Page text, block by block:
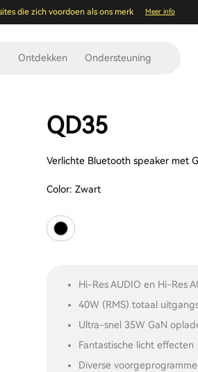
die zich voordoen als ons merk Meer info
Ontdekken Ondersteuning
QD35
Verlichte Bluetooth speaker met
Color: Zwart
Hi-Res AUDIO en Hi-Res
40W (RMS) totaal
Ultra-snel 35W GaN
Fantastische licht effecten
Diverse